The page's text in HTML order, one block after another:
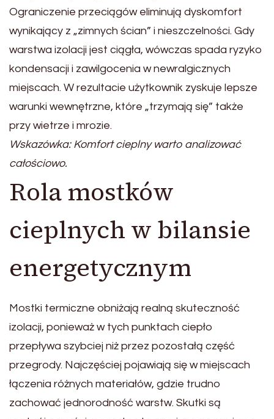
Ograniczenie przeciągów eliminują dyskomfort
wynikający z „zimnych ścian” i nieszczelności. Gdy
warstwa izolacji jest ciągła, wówczas spada ryzyko
kondensacji i zawilgocenia w newralgicznych
miejscach. W rezultacie użytkownik zyskuje lepsze
warunki wewnętrzne, które „trzymają się” także
przy wietrze i mrozie.
Wskazówka: Komfort cieplny warto analizować
całościowo.
Rola mostków
cieplnych w bilansie
energetycznym
Mostki termiczne obniżają realną skuteczność
izolacji, ponieważ w tych punktach ciepło
przepływa szybciej niż przez pozostałą część
przegrody. Najczęściej pojawiają się w miejscach
łączenia różnych materiałów, gdzie trudno
zachować jednorodność warstw. Skutki są